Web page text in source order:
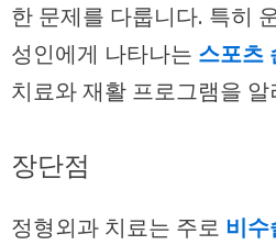
한 문제를 다룹니다. 특히
성인에게 나타나는 스포츠
치료와 재활 프로그램을
장단점
정형외과 치료는 주로 비수